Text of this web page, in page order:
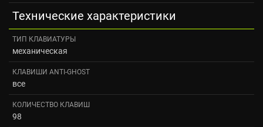
Технические характеристики
ТИП КЛАВИАТУРЫ
механическая
КЛАВИШИ ANTI-GHOST
все
КОЛИЧЕСТВО КЛАВИШ
98